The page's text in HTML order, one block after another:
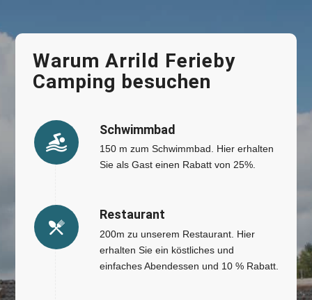
Warum Arrild Ferieby
Camping besuchen
Schwimmbad
150 m zum Schwimmbad. Hier erhalten
Sie als Gast einen Rabatt von 25%.
Restaurant
200m zu unserem Restaurant. Hier
erhalten Sie ein köstliches und
einfaches Abendessen und 10 % Rabatt.